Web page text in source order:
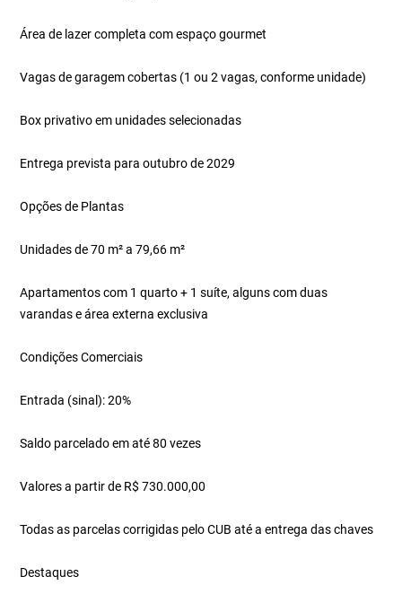
Área de lazer completa com espaço gourmet
Vagas de garagem cobertas (1 ou 2 vagas, conforme unidade)
Box privativo em unidades selecionadas
Entrega prevista para outubro de 2029
Opções de Plantas
Unidades de 70 m² a 79,66 m²
Apartamentos com 1 quarto + 1 suíte, alguns com duas
varandas e área externa exclusiva
Condições Comerciais
Entrada (sinal): 20%
Saldo parcelado em até 80 vezes
Valores a partir de R$ 730.000,00
Todas as parcelas corrigidas pelo CUB até a entrega das chaves
Destaques